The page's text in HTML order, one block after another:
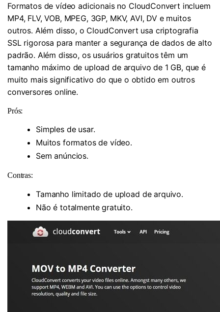
Formatos de vídeo adicionais no CloudConvert incluem
MP4, FLV, VOB, MPEG, 3GP, MKV, AVI, DV e muitos
outros. Além disso, o CloudConvert usa criptografia
SSL rigorosa para manter a segurança de dados de alto
padrão. Além disso, os usuários gratuitos têm um
tamanho máximo de upload de arquivo de 1 GB, que é
muito mais significativo do que o obtido em outros
conversores online.
Prós:
Simples de usar.
Muitos formatos de vídeo.
Sem anúncios.
Contras:
Tamanho limitado de upload de arquivo.
Não é totalmente gratuito.